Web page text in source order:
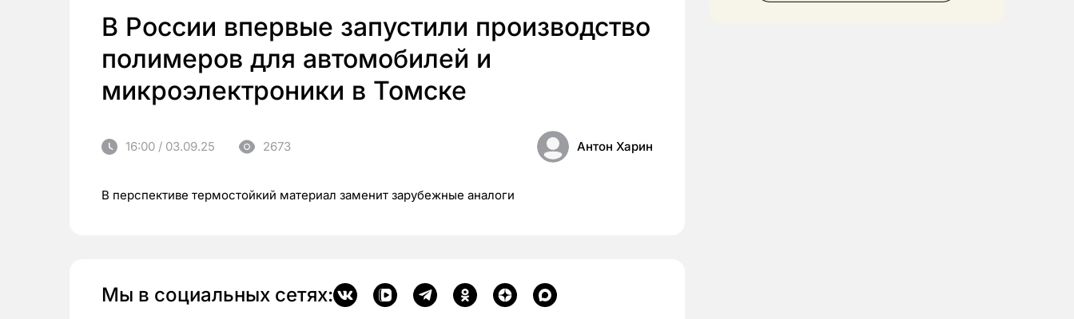
В России впервые запустили производство
полимеров для автомобилей и
микроэлектроники в Томске
16:00 / 03.09.25 2673 Антон Харин
В перспективе термостойкий материал заменит зарубежные аналоги
Мы в социальных сетях: